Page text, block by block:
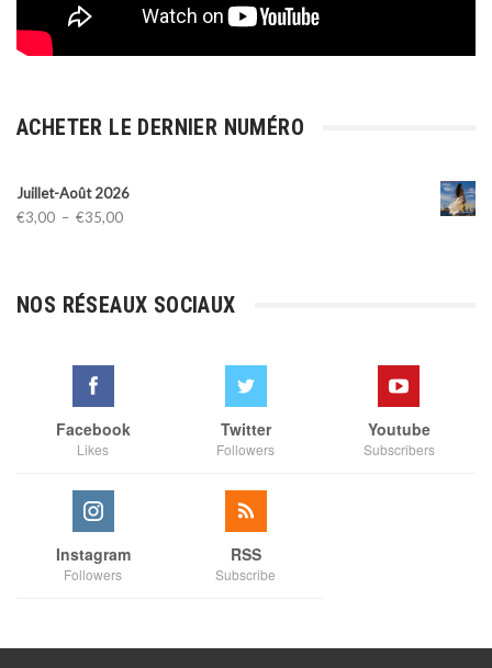
ACHETER LE DERNIER NUMÉRO
Juillet-Août 2026
€3,00 – €35,00Plage
à
NOS RÉSEAUX SOCIAUX
Facebook
Likes
Twitter
Followers
Youtube
Subscribers
Instagram
Followers
RSS
Subscribe